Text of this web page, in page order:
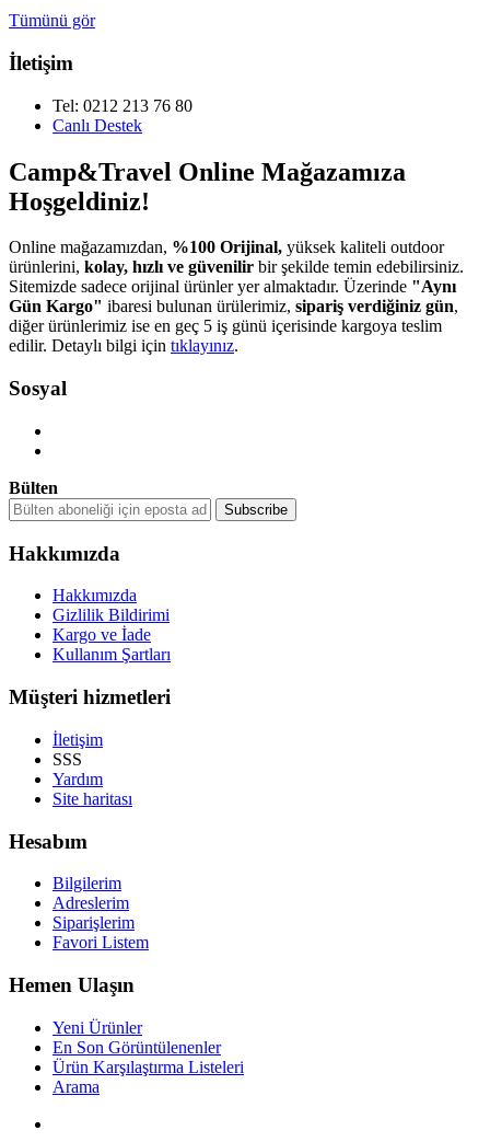
Tümünü gör
İletişim
Tel: 0212 213 76 80
Canlı Destek
Camp&Travel Online Mağazamıza
Hoşgeldiniz!
Online mağazamızdan, %100 Orijinal, yüksek kaliteli outdoor
ürünlerini, kolay, hızlı ve güvenilir bir şekilde temin edebilirsiniz.
Sitemizde sadece orijinal ürünler yer almaktadır. Üzerinde "Aynı
Gün Kargo" ibaresi bulunan ürülerimiz, sipariş verdiğiniz gün,
diğer ürünlerimiz ise en geç 5 iş günü içerisinde kargoya teslim
edilir. Detaylı bilgi için tıklayınız.
Sosyal
Bülten
Hakkımızda
Hakkımızda
Gizlilik Bildirimi
Kargo ve İade
Kullanım Şartları
Müşteri hizmetleri
İletişim
SSS
Yardım
Site haritası
Hesabım
Bilgilerim
Adreslerim
Siparişlerim
Favori Listem
Hemen Ulaşın
Yeni Ürünler
En Son Görüntülenenler
Ürün Karşılaştırma Listeleri
Arama